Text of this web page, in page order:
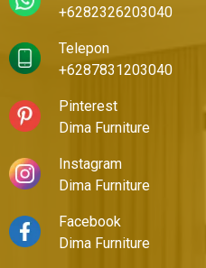
+6282326203040
Telepon
+6287831203040
Pinterest
Dima Furniture
Instagram
Dima Furniture
Facebook
Dima Furniture